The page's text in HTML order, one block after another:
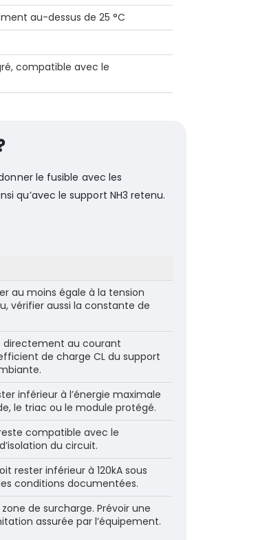
au-dessus de 25 °C
compatible avec le
le fusible avec les
qu’avec le support NH3 retenu.
au moins égale à la tension
vérifier aussi la constante de
directement au courant
de charge CL du support
inférieur à l’énergie maximale
le triac ou le module protégé.
compatible avec le
du circuit.
rester inférieur à 120kA sous
conditions documentées.
de surcharge. Prévoir une
assurée par l’équipement.